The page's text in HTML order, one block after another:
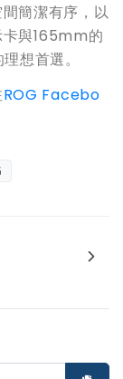
簡潔有序，以
與165mm的
想首選。
ROG Facebo